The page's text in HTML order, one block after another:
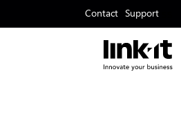
Contact Support